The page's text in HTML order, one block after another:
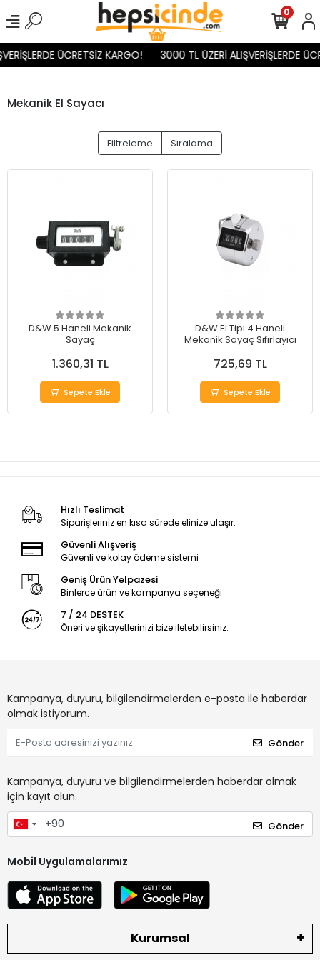
ÜCRETSİZ KARGO! 3000 TL ÜZERİ ALIŞVERİŞLERDE
0
Mekanik El Sayacı
Filtreleme Sıralama
D&W 5 Haneli Mekanik
Sayaç
1.360,31 TL
Sepete Ekle
D&W El Tipi 4 Haneli
Mekanik Sayaç Sıfırlayıcı
725,69 TL
Sepete Ekle
Hızlı Teslimat
Siparişleriniz en kısa sürede elinize ulaşır.
Güvenli Alışveriş
Güvenli ve kolay ödeme sistemi
Geniş Ürün Yelpazesi
Binlerce ürün ve kampanya seçeneği
7 / 24 DESTEK
Öneri ve şikayetlerinizi bize iletebilirsiniz.
Kampanya, duyuru, bilgilendirmelerden e-posta ile haberdar
olmak istiyorum.
Gönder
Kampanya, duyuru ve bilgilendirmelerden haberdar olmak
için kayıt olun.
Gönder
Mobil Uygulamalarımız
Kurumsal